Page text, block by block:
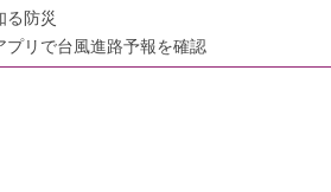
る防災
プリで台風進路予報を確認